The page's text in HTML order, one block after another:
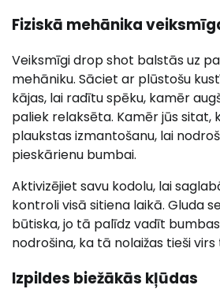
Fiziskā mehānika
Veiksmīgi drop shot balstās uz
mehāniku. Sāciet ar plūstošu
kājas, lai radītu spēku, kamēr
paliek relaksēta. Kamēr jūs sitat,
plaukstas izmantošanu, lai
pieskārienu bumbai.
Aktivizējiet savu kodolu, lai
kontroli visā sitiena laikā. Gluda
būtiska, jo tā palīdz vadīt
nodrošina, ka tā nolaižas tieši virs
Izpildes biežākās kļūdas